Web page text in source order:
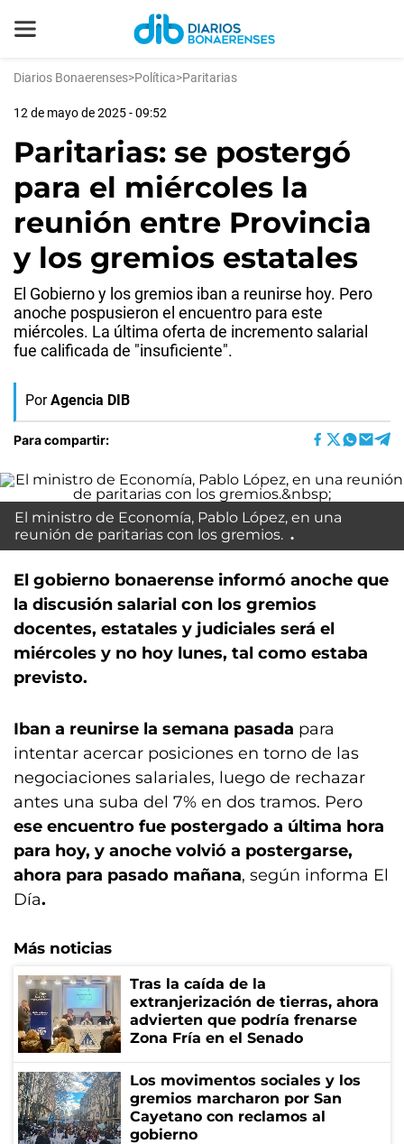
Diarios Bonaerenses>Política>Paritarias
12 de mayo de 2025 - 09:52
Paritarias: se postergó
para el miércoles la
reunión entre Provincia
y los gremios estatales
El Gobierno y los gremios iban a reunirse hoy. Pero
anoche pospusieron el encuentro para este
miércoles. La última oferta de incremento salarial
fue calificada de "insuficiente".
Por Agencia DIB
Para compartir:
El ministro de Economía, Pablo López, en una
reunión de paritarias con los gremios.
El gobierno bonaerense informó anoche que
la discusión salarial con los gremios
docentes, estatales y judiciales será el
miércoles y no hoy lunes, tal como estaba
previsto.
Iban a reunirse la semana pasada para
intentar acercar posiciones en torno de las
negociaciones salariales, luego de rechazar
antes una suba del 7% en dos tramos. Pero
ese encuentro fue postergado a última hora
para hoy, y anoche volvió a postergarse,
ahora para pasado mañana, según informa El
Día.
Más noticias
Tras la caída de la
extranjerización de tierras, ahora
advierten que podría frenarse
Zona Fría en el Senado
Los movimentos sociales y los
gremios marcharon por San
Cayetano con reclamos al
gobierno